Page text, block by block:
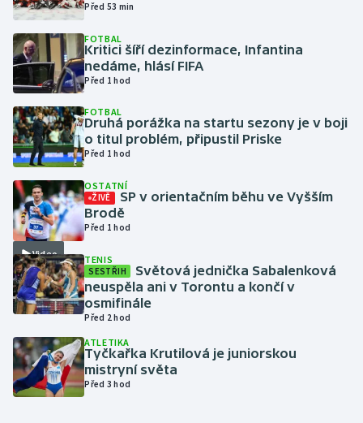
Házená
Jezdectví
Judo
Krasobruslení
Lezení
Lyže a snowboard
Moderní pětiboj
Motorsport
Olympijské hry
Parasport
Před 53 min
FOTBAL
Kritici šíří dezinformace, Infantina
nedáme, hlásí FIFA
Před 1 hod
FOTBAL
Druhá porážka na startu sezony je v boji
o titul problém, připustil Priske
Před 1 hod
Video
OSTATNÍ
ŽIVĚ
SP v orientačním běhu ve Vyšším
Brodě
Před 1 hod
TENIS
SESTŘIH
Světová jednička Sabalenková
neuspěla ani v Torontu a končí v
osmifinále
Před 2 hod
ATLETIKA
Tyčkařka Krutilová je juniorskou
mistryní světa
Před 3 hod